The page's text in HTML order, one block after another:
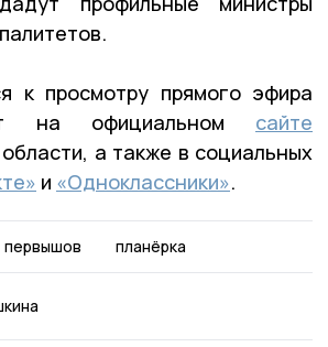
к просмотру прямого эфира
на официальном сайте
а также в социальных
и «Одноклассники».
первышов планёрка